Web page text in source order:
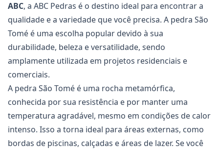
ABC, a ABC Pedras é o destino ideal para encontrar a
qualidade e a variedade que você precisa. A pedra São
Tomé é uma escolha popular devido à sua
durabilidade, beleza e versatilidade, sendo
amplamente utilizada em projetos residenciais e
comerciais.
A pedra São Tomé é uma rocha metamórfica,
conhecida por sua resistência e por manter uma
temperatura agradável, mesmo em condições de calor
intenso. Isso a torna ideal para áreas externas, como
bordas de piscinas, calçadas e áreas de lazer. Se você